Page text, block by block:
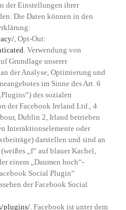
der Einstellungen ihrer
Die Daten können in den
, Opt-Out:
. Verwendung von
Grundlage unserer
der Analyse, Optimierung und
im Sinne des Art. 6
des sozialen
der Facebook Ireland Ltd., 4
Dublin 2, Irland betrieben
Interaktionselemente oder
darstellen und sind an
„f“ auf blauer Kachel,
einem „Daumen hoch“-
Social Plugin“
der Facebook Social
plugins/. Facebook ist unter dem